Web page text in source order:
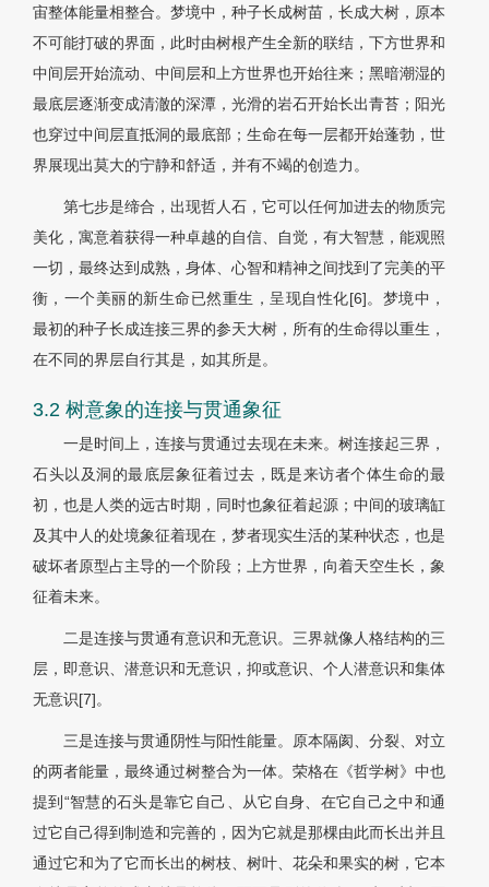
宙整体能量相整合。梦境中，种子长成树苗，长成大树，原本
不可能打破的界面，此时由树根产生全新的联结，下方世界和
中间层开始流动、中间层和上方世界也开始往来；黑暗潮湿的
最底层逐渐变成清澈的深潭，光滑的岩石开始长出青苔；阳光
也穿过中间层直抵洞的最底部；生命在每一层都开始蓬勃，世
界展现出莫大的宁静和舒适，并有不竭的创造力。
第七步是缔合，出现哲人石，它可以任何加进去的物质完
美化，寓意着获得一种卓越的自信、自觉，有大智慧，能观照
一切，最终达到成熟，身体、心智和精神之间找到了完美的平
衡，一个美丽的新生命已然重生，呈现自性化[6]。梦境中，
最初的种子长成连接三界的参天大树，所有的生命得以重生，
在不同的界层自行其是，如其所是。
3.2 树意象的连接与贯通象征
一是时间上，连接与贯通过去现在未来。树连接起三界，
石头以及洞的最底层象征着过去，既是来访者个体生命的最
初，也是人类的远古时期，同时也象征着起源；中间的玻璃缸
及其中人的处境象征着现在，梦者现实生活的某种状态，也是
破坏者原型占主导的一个阶段；上方世界，向着天空生长，象
征着未来。
二是连接与贯通有意识和无意识。三界就像人格结构的三
层，即意识、潜意识和无意识，抑或意识、个人潜意识和集体
无意识[7]。
三是连接与贯通阴性与阳性能量。原本隔阂、分裂、对立
的两者能量，最终通过树整合为一体。荣格在《哲学树》中也
提到“智慧的石头是靠它自己、从它自身、在它自己之中和通
过它自己得到制造和完善的，因为它就是那棵由此而长出并且
通过它和为了它而长出的树枝、树叶、花朵和果实的树，它本